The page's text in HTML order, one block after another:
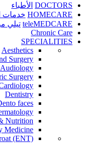
DOCTORS الأطباء
HOMECARE خدمات
teleMEDCARE تيلي
Chronic Care
SPECIALITIES
Aesthetics
Surgery
Audiology
Surgery
Dentistry
faces
Nutrition
Medicine
(ENT)